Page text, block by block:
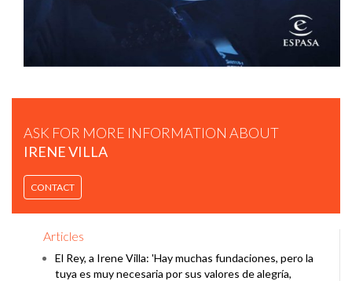
ASK FOR MORE INFORMATION ABOUT
IRENE VILLA
CONTACT
Articles
El Rey, a Irene Villa: 'Hay muchas fundaciones, pero la
tuya es muy necesaria por sus valores de alegría,